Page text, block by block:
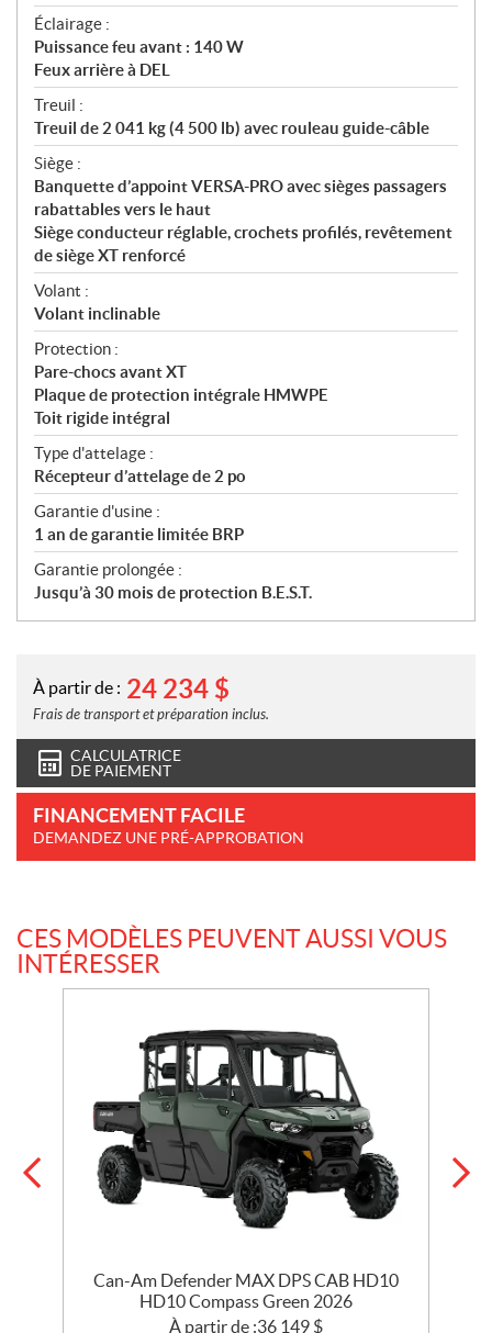
Éclairage :
Puissance feu avant : 140 W
Feux arrière à DEL
Treuil :
Treuil de 2 041 kg (4 500 lb) avec rouleau guide-câble
Siège :
Banquette d’appoint VERSA-PRO avec sièges passagers
rabattables vers le haut
Siège conducteur réglable, crochets profilés, revêtement
de siège XT renforcé
Volant :
Volant inclinable
Protection :
Pare-chocs avant XT
Plaque de protection intégrale HMWPE
Toit rigide intégral
Type d'attelage :
Récepteur d’attelage de 2 po
Garantie d'usine :
1 an de garantie limitée BRP
Garantie prolongée :
Jusqu’à 30 mois de protection B.E.S.T.
À partir de : 24 234 $
Frais de transport et préparation inclus.
CALCULATRICE
DE PAIEMENT
FINANCEMENT FACILE
DEMANDEZ UNE PRÉ-APPROBATION
CES MODÈLES PEUVENT AUSSI VOUS
INTÉRESSER
Can-Am Defender MAX DPS CAB HD10
HD10 Compass Green 2026
À partir de :36 149 $